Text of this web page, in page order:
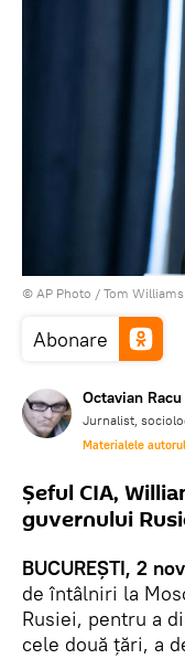
© AP Photo / Tom Williams
Abonare
Octavian Racu
Jurnalist,
Materialele
Șeful CIA,
guvernului
BUCUREȘTI, 2
de întâlniri la
Rusiei, pentru a
cele două țări, a